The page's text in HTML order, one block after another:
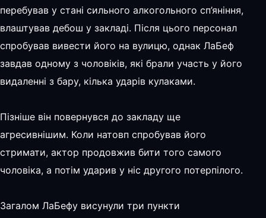
перебував у стані сильного алкогольного сп’яніння,
влаштував дебош у закладі. Після цього персонал
спробував вивести його на вулицю, однак ЛаБеф
завдав одному з чоловіків, які брали участь у його
видаленні з бару, кілька ударів кулаками.
Пізніше він повернувся до закладу ще
агресивнішим. Коли натовп спробував його
стримати, актор продовжив бити того самого
чоловіка, а потім ударив у ніс другого потерпілого.
Загалом ЛаБефу висунули три пункти